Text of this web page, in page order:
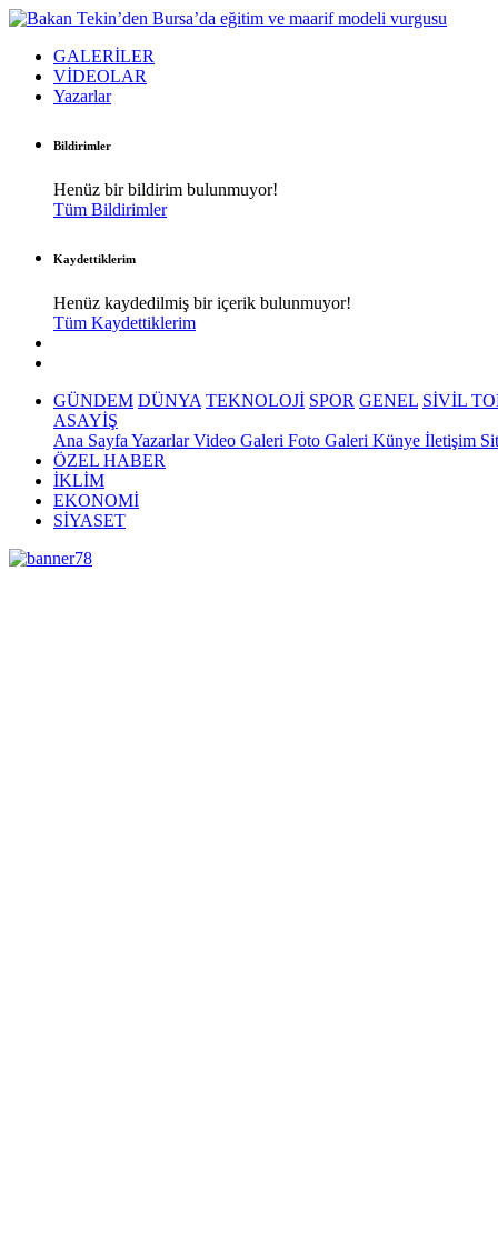
GALERİLER
VİDEOLAR
Yazarlar
Bildirimler
Henüz bir bildirim bulunmuyor!
Tüm Bildirimler
Kaydettiklerim
Henüz kaydedilmiş bir içerik bulunmuyor!
Tüm Kaydettiklerim
GÜNDEM DÜNYA TEKNOLOJİ SPOR GENEL SİVİL
ASAYİŞ
Ana Sayfa YazarlarVideo Galeri Foto Galeri Künye İletişim
ÖZEL HABER
İKLİM
EKONOMİ
SİYASET